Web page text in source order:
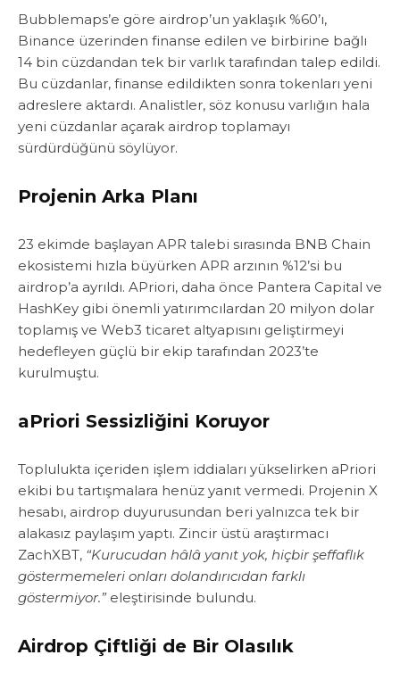
Bubblemaps’e göre airdrop’un yaklaşık %60’ı,
Binance üzerinden finanse edilen ve birbirine bağlı
14 bin cüzdandan tek bir varlık tarafından talep edildi.
Bu cüzdanlar, finanse edildikten sonra tokenları yeni
adreslere aktardı. Analistler, söz konusu varlığın hala
yeni cüzdanlar açarak airdrop toplamayı
sürdürdüğünü söylüyor.
Projenin Arka Planı
23 ekimde başlayan APR talebi sırasında BNB Chain
ekosistemi hızla büyürken APR arzının %12’si bu
airdrop’a ayrıldı. APriori, daha önce Pantera Capital ve
HashKey gibi önemli yatırımcılardan 20 milyon dolar
toplamış ve Web3 ticaret altyapısını geliştirmeyi
hedefleyen güçlü bir ekip tarafından 2023’te
kurulmuştu.
aPriori Sessizliğini Koruyor
Toplulukta içeriden işlem iddiaları yükselirken aPriori
ekibi bu tartışmalara henüz yanıt vermedi. Projenin X
hesabı, airdrop duyurusundan beri yalnızca tek bir
alakasız paylaşım yaptı. Zincir üstü araştırmacı
ZachXBT, “Kurucudan hâlâ yanıt yok, hiçbir şeffaflık
göstermemeleri onları dolandırıcıdan farklı
göstermiyor.” eleştirisinde bulundu.
Airdrop Çiftliği de Bir Olasılık